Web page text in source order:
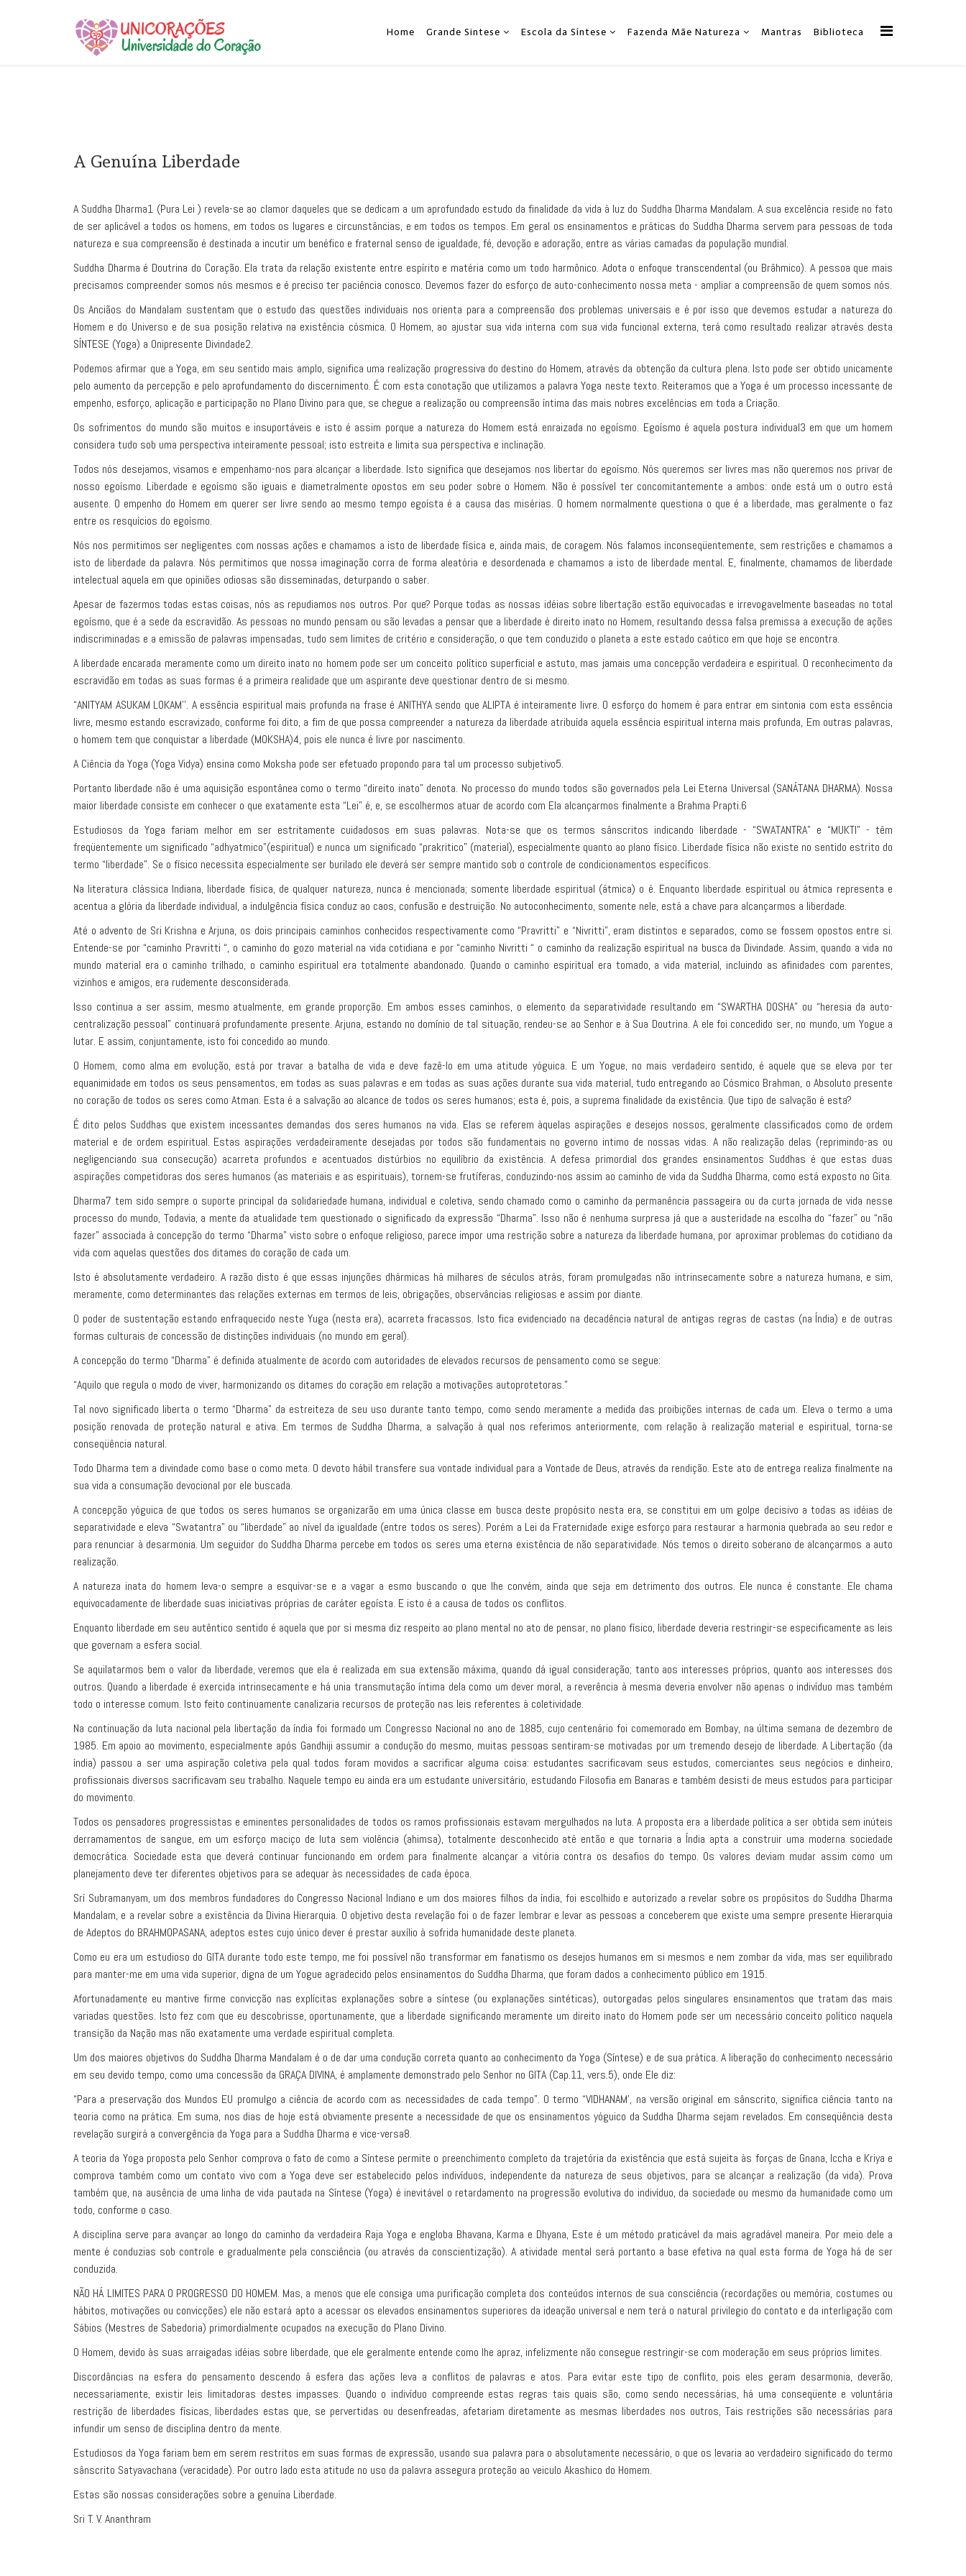
Home Grande Sintese Escola da Síntese Fazenda Mãe Natureza Mantras Biblioteca
A Genuína Liberdade
A Suddha Dharma1 (Pura Lei ) revela-se ao clamor daqueles que se dedicam a um aprofundado estudo da finalidade da vida à luz do Suddha Dharma Mandalam. A sua excelência reside no fato
de ser aplicável a todos os homens, em todos os lugares e circunstâncias, e em todos os tempos. Em geral os ensinamentos e práticas do Suddha Dharma servem para pessoas de toda
natureza e sua compreensão é destinada a incutir um benéfico e fraternal senso de igualdade, fé, devoção e adoração, entre as várias camadas da população mundial.
Suddha Dharma é Doutrina do Coração. Ela trata da relação existente entre espírito e matéria como um todo harmônico. Adota o enfoque transcendental (ou Brâhmico). A pessoa que mais
precisamos compreender somos nós mesmos e é preciso ter paciência conosco. Devemos fazer do esforço de auto-conhecimento nossa meta - ampliar a compreensão de quem somos nós.
Os Anciãos do Mandalam sustentam que o estudo das questões individuais nos orienta para a compreensão dos problemas universais e é por isso que devemos estudar a natureza do
Homem e do Universo e de sua posição relativa na existência cósmica. O Homem, ao ajustar sua vida interna com sua vida funcional externa, terá como resultado realizar através desta
SÍNTESE (Yoga) a Onipresente Divindade2.
Podemos afirmar que a Yoga, em seu sentido mais amplo, significa uma realização progressiva do destino do Homem, através da obtenção da cultura plena. Isto pode ser obtido unicamente
pelo aumento da percepção e pelo aprofundamento do discernimento. É com esta conotação que utilizamos a palavra Yoga neste texto. Reiteramos que a Yoga é um processo incessante de
empenho, esforço, aplicação e participação no Plano Divino para que, se chegue a realização ou compreensão íntima das mais nobres excelências em toda a Criação.
Os sofrimentos do mundo são muitos e insuportáveis e isto é assim porque a natureza do Homem está enraizada no egoísmo. Egoísmo é aquela postura individual3 em que um homem
considera tudo sob uma perspectiva inteiramente pessoal; isto estreita e limita sua perspectiva e inclinação.
Todos nós desejamos, visamos e empenhamo-nos para alcançar a liberdade. Isto significa que desejamos nos libertar do egoísmo. Nós queremos ser livres mas não queremos nos privar de
nosso egoísmo. Liberdade e egoísmo são iguais e diametralmente opostos em seu poder sobre o Homem. Não é possível ter concomitantemente a ambos: onde está um o outro está
ausente. O empenho do Homem em querer ser livre sendo ao mesmo tempo egoísta é a causa das misérias. O homem normalmente questiona o que é a liberdade, mas geralmente o faz
entre os resquícios do egoísmo.
Nós nos permitimos ser negligentes com nossas ações e chamamos a isto de liberdade física e, ainda mais, de coragem. Nós falamos inconseqüentemente, sem restrições e chamamos a
isto de liberdade da palavra. Nós permitimos que nossa imaginação corra de forma aleatória e desordenada e chamamos a isto de liberdade mental. E, finalmente, chamamos de liberdade
intelectual aquela em que opiniões odiosas são disseminadas, deturpando o saber.
Apesar de fazermos todas estas coisas, nós as repudiamos nos outros. Por que? Porque todas as nossas idéias sobre libertação estão equivocadas e irrevogavelmente baseadas no total
egoísmo, que é a sede da escravidão. As pessoas no mundo pensam ou são levadas a pensar que a liberdade é direito inato no Homem, resultando dessa falsa premissa a execução de ações
indiscriminadas e a emissão de palavras impensadas, tudo sem limites de critério e consideração, o que tem conduzido o planeta a este estado caótico em que hoje se encontra.
A liberdade encarada meramente como um direito inato no homem pode ser um conceito político superficial e astuto, mas jamais uma concepção verdadeira e espiritual. O reconhecimento da
escravidão em todas as suas formas é a primeira realidade que um aspirante deve questionar dentro de si mesmo.
“ANITYAM ASUKAM LOKAM’’. A essência espiritual mais profunda na frase é ANITHYA sendo que ALIPTA é inteiramente livre. O esforço do homem é para entrar em sintonia com esta essência
livre, mesmo estando escravizado, conforme foi dito, a fim de que possa compreender a natureza da liberdade atribuída aquela essência espiritual interna mais profunda, Em outras palavras,
o homem tem que conquistar a liberdade (MOKSHA)4, pois ele nunca é livre por nascimento.
A Ciência da Yoga (Yoga Vidya) ensina como Moksha pode ser efetuado propondo para tal um processo subjetivo5.
Portanto liberdade não é uma aquisição espontânea como o termo “direito inato” denota. No processo do mundo todos são governados pela Lei Eterna Universal (SANÁTANA DHARMA). Nossa
maior liberdade consiste em conhecer o que exatamente esta “Lei” é, e, se escolhermos atuar de acordo com Ela alcançarmos finalmente a Brahma Prapti.6
Estudiosos da Yoga fariam melhor em ser estritamente cuidadosos em suas palavras. Nota-se que os termos sânscritos indicando liberdade - “SWATANTRA” e “MUKTI” - têm
freqüentemente um significado “adhyatmico”(espiritual) e nunca um significado “prakritico” (material), especialmente quanto ao plano físico. Liberdade física não existe no sentido estrito do
termo “liberdade”. Se o físico necessita especialmente ser burilado ele deverá ser sempre mantido sob o controle de condicionamentos específicos.
Na literatura clássica Indiana, liberdade física, de qualquer natureza, nunca é mencionada; somente liberdade espiritual (átmica) o é. Enquanto liberdade espiritual ou átmica representa e
acentua a glória da liberdade individual, a indulgência física conduz ao caos, confusão e destruição. No autoconhecimento, somente nele, está a chave para alcançarmos a liberdade.
Até o advento de Sri Krishna e Arjuna, os dois principais caminhos conhecidos respectivamente como “Pravritti” e “Nivritti”, eram distintos e separados, como se fossem opostos entre si.
Entende-se por “caminho Pravritti “, o caminho do gozo material na vida cotidiana e por “caminho Nivritti “ o caminho da realização espiritual na busca da Divindade. Assim, quando a vida no
mundo material era o caminho trilhado, o caminho espiritual era totalmente abandonado. Quando o caminho espiritual era tomado, a vida material, incluindo as afinidades com parentes,
vizinhos e amigos, era rudemente desconsiderada.
Isso continua a ser assim, mesmo atualmente, em grande proporção. Em ambos esses caminhos, o elemento da separatividade resultando em “SWARTHA DOSHA” ou “heresia da auto-
centralização pessoal” continuará profundamente presente. Arjuna, estando no domínio de tal situação, rendeu-se ao Senhor e à Sua Doutrina. A ele foi concedido ser, no mundo, um Yogue a
lutar. E assim, conjuntamente, isto foi concedido ao mundo.
O Homem, como alma em evolução, está por travar a batalha de vida e deve fazê-lo em uma atitude yóguica. E um Yogue, no mais verdadeiro sentido, é aquele que se eleva por ter
equanimidade em todos os seus pensamentos, em todas as suas palavras e em todas as suas ações durante sua vida material, tudo entregando ao Cósmico Brahman, o Absoluto presente
no coração de todos os seres como Atman. Esta é a salvação ao alcance de todos os seres humanos; esta é, pois, a suprema finalidade da existência. Que tipo de salvação é esta?
É dito pelos Suddhas que existem incessantes demandas dos seres humanos na vida. Elas se referem àquelas aspirações e desejos nossos, geralmente classificados como de ordem
material e de ordem espiritual. Estas aspirações verdadeiramente desejadas por todos são fundamentais no governo intimo de nossas vidas. A não realização delas (reprimindo-as ou
negligenciando sua consecução) acarreta profundos e acentuados distúrbios no equilíbrio da existência. A defesa primordial dos grandes ensinamentos Suddhas é que estas duas
aspirações competidoras dos seres humanos (as materiais e as espirituais), tornem-se frutíferas, conduzindo-nos assim ao caminho de vida da Suddha Dharma, como está exposto no Gita.
Dharma7 tem sido sempre o suporte principal da solidariedade humana, individual e coletiva, sendo chamado como o caminho da permanência passageira ou da curta jornada de vida nesse
processo do mundo, Todavia, a mente da atualidade tem questionado o significado da expressão “Dharma”. Isso não é nenhuma surpresa já que a austeridade na escolha do “fazer” ou “não
fazer” associada à concepção do termo “Dharma” visto sobre o enfoque religioso, parece impor uma restrição sobre a natureza da liberdade humana, por aproximar problemas do cotidiano da
vida com aquelas questões dos ditames do coração de cada um.
Isto é absolutamente verdadeiro. A razão disto é que essas injunções dhármicas há milhares de séculos atrás, foram promulgadas não intrinsecamente sobre a natureza humana, e sim,
meramente, como determinantes das relações externas em termos de leis, obrigações, observâncias religiosas e assim por diante.
O poder de sustentação estando enfraquecido neste Yuga (nesta era), acarreta fracassos. Isto fica evidenciado na decadência natural de antigas regras de castas (na Índia) e de outras
formas culturais de concessão de distinções individuais (no mundo em geral).
A concepção do termo “Dharma” é definida atualmente de acordo com autoridades de elevados recursos de pensamento como se segue:
“Aquilo que regula o modo de viver, harmonizando os ditames do coração em relação a motivações autoprotetoras.”
Tal novo significado liberta o termo “Dharma” da estreiteza de seu uso durante tanto tempo, como sendo meramente a medida das proibições internas de cada um. Eleva o termo a uma
posição renovada de proteção natural e ativa. Em termos de Suddha Dharma, a salvação à qual nos referimos anteriormente, com relação à realização material e espiritual, torna-se
conseqüência natural.
Todo Dharma tem a divindade como base o como meta. O devoto hábil transfere sua vontade individual para a Vontade de Deus, através da rendição. Este ato de entrega realiza finalmente na
sua vida a consumação devocional por ele buscada.
A concepção yóguica de que todos os seres humanos se organizarão em uma única classe em busca deste propósito nesta era, se constitui em um golpe decisivo a todas as idéias de
separatividade e eleva “Swatantra” ou “liberdade” ao nível da igualdade (entre todos os seres). Porém a Lei da Fraternidade exige esforço para restaurar a harmonia quebrada ao seu redor e
para renunciar à desarmonia. Um seguidor do Suddha Dharma percebe em todos os seres uma eterna existência de não separatividade. Nós temos o direito soberano de alcançarmos a auto
realização.
A natureza inata do homem leva-o sempre a esquivar-se e a vagar a esmo buscando o que lhe convém, ainda que seja em detrimento dos outros. Ele nunca é constante. Ele chama
equivocadamente de liberdade suas iniciativas próprias de caráter egoísta. E isto é a causa de todos os conflitos.
Enquanto liberdade em seu autêntico sentido é aquela que por si mesma diz respeito ao plano mental no ato de pensar, no plano físico, liberdade deveria restringir-se especificamente as leis
que governam a esfera social.
Se aquilatarmos bem o valor da liberdade, veremos que ela é realizada em sua extensão máxima, quando dá igual consideração; tanto aos interesses próprios, quanto aos interesses dos
outros. Quando a liberdade é exercida intrinsecamente e há unia transmutação íntima dela como um dever moral, a reverência à mesma deveria envolver não apenas o indivíduo mas também
todo o interesse comum. Isto feito continuamente canalizaria recursos de proteção nas leis referentes à coletividade.
Na continuação da luta nacional pela libertação da índia foi formado um Congresso Nacional no ano de 1885, cujo centenário foi comemorado em Bombay, na última semana de dezembro de
1985. Em apoio ao movimento, especialmente após Gandhiji assumir a condução do mesmo, muitas pessoas sentiram-se motivadas por um tremendo desejo de liberdade. A Libertação (da
índia) passou a ser uma aspiração coletiva pela qual todos foram movidos a sacrificar alguma coisa: estudantes sacrificavam seus estudos, comerciantes seus negócios e dinheiro,
profissionais diversos sacrificavam seu trabalho. Naquele tempo eu ainda era um estudante universitário, estudando Filosofia em Banaras e também desisti de meus estudos para participar
do movimento.
Todos os pensadores progressistas e eminentes personalidades de todos os ramos profissionais estavam mergulhados na luta. A proposta era a liberdade política a ser obtida sem inúteis
derramamentos de sangue, em um esforço maciço de luta sem violência (ahimsa), totalmente desconhecido até então e que tornaria a Índia apta a construir uma moderna sociedade
democrática. Sociedade esta que deverá continuar funcionando em ordem para finalmente alcançar a vitória contra os desafios do tempo. Os valores deviam mudar assim como um
planejamento deve ter diferentes objetivos para se adequar às necessidades de cada época.
Srí Subramanyam, um dos membros fundadores do Congresso Nacional Indiano e um dos maiores filhos da índia, foi escolhido e autorizado a revelar sobre os propósitos do Suddha Dharma
Mandalam, e a revelar sobre a existência da Divina Hierarquia. O objetivo desta revelação foi o de fazer lembrar e levar as pessoas a conceberem que existe uma sempre presente Hierarquia
de Adeptos do BRAHMOPASANA, adeptos estes cujo único dever é prestar auxílio à sofrida humanidade deste planeta.
Como eu era um estudioso do GITA durante todo este tempo, me foi possível não transformar em fanatismo os desejos humanos em si mesmos e nem zombar da vida, mas ser equilibrado
para manter-me em uma vida superior, digna de um Yogue agradecido pelos ensinamentos do Suddha Dharma, que foram dados a conhecimento público em 1915.
Afortunadamente eu mantive firme convicção nas explícitas explanações sobre a síntese (ou explanações sintéticas), outorgadas pelos singulares ensinamentos que tratam das mais
variadas questões. Isto fez com que eu descobrisse, oportunamente, que a liberdade significando meramente um direito inato do Homem pode ser um necessário conceito político naquela
transição da Nação mas não exatamente uma verdade espiritual completa.
Um dos maiores objetivos do Suddha Dharma Mandalam é o de dar uma condução correta quanto ao conhecimento da Yoga (Síntese) e de sua prática. A liberação do conhecimento necessário
em seu devido tempo, como uma concessão da GRAÇA DIVINA, é amplamente demonstrado pelo Senhor no GITA (Cap.11, vers.5), onde Ele diz:
“Para a preservação dos Mundos EU promulgo a ciência de acordo com as necessidades de cada tempo”. O termo “VIDHANAM’, na versão original em sânscrito, significa ciência tanto na
teoria como na prática. Em suma, nos dias de hoje está obviamente presente a necessidade de que os ensinamentos yóguico da Suddha Dharma sejam revelados. Em conseqüência desta
revelação surgirá a convergência da Yoga para a Suddha Dharma e vice-versa8.
A teoria da Yoga proposta pelo Senhor comprova o fato de como a Síntese permite o preenchimento completo da trajetória da existência que está sujeita às forças de Gnana, Iccha e Kriya e
comprova também como um contato vivo com a Yoga deve ser estabelecido pelos indivíduos, independente da natureza de seus objetivos, para se alcançar a realização (da vida). Prova
também que, na ausência de uma linha de vida pautada na Síntese (Yoga) é inevitável o retardamento na progressão evolutiva do indivíduo, da sociedade ou mesmo da humanidade como um
todo, conforme o caso.
A disciplina serve para avançar ao longo do caminho da verdadeira Raja Yoga e engloba Bhavana, Karma e Dhyana, Este é um método praticável da mais agradável maneira. Por meio dele a
mente é conduzias sob controle e gradualmente pela consciência (ou através da conscientização). A atividade mental será portanto a base efetiva na qual esta forma de Yoga há de ser
conduzida.
NÃO HÁ LIMITES PARA O PROGRESSO DO HOMEM. Mas, a menos que ele consiga uma purificação completa dos conteúdos internos de sua consciência (recordações ou memória, costumes ou
hábitos, motivações ou convicções) ele não estará apto a acessar os elevados ensinamentos superiores da ideação universal e nem terá o natural privilegio do contato e da interligação com
Sábios (Mestres de Sabedoria) primordialmente ocupados na execução do Plano Divino.
O Homem, devido às suas arraigadas idéias sobre liberdade, que ele geralmente entende como lhe apraz, infelizmente não consegue restringir-se com moderação em seus próprios limites.
Discordâncias na esfera do pensamento descendo â esfera das ações leva a conflitos de palavras e atos. Para evitar este tipo de conflito, pois eles geram desarmonia, deverão,
necessariamente, existir leis limitadoras destes impasses. Quando o indivíduo compreende estas regras tais quais são, como sendo necessárias, há uma conseqüente e voluntária
restrição de liberdades físicas, liberdades estas que, se pervertidas ou desenfreadas, afetariam diretamente as mesmas liberdades nos outros, Tais restrições são necessárias para
infundir um senso de disciplina dentro da mente.
Estudiosos da Yoga fariam bem em serem restritos em suas formas de expressão, usando sua palavra para o absolutamente necessário, o que os levaria ao verdadeiro significado do termo
sânscrito Satyavachana (veracidade). Por outro lado esta atitude no uso da palavra assegura proteção ao veiculo Akashico do Homem.
Estas são nossas considerações sobre a genuína Liberdade.
Sri T. V. Ananthram